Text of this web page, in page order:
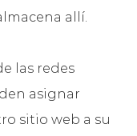
allí.
las redes
asignar
sitio web a su